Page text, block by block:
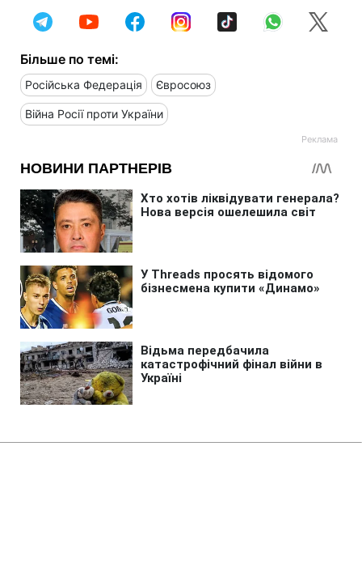
Більше по темі:
Російська Федерація Євросоюз
Війна Росії проти України